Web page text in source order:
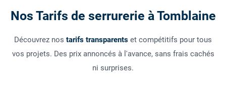
Nos Tarifs de serrurerie à Tomblaine
Découvrez nos tarifs transparents et compétitifs pour tous
vos projets. Des prix annoncés à l'avance, sans frais cachés
ni surprises.